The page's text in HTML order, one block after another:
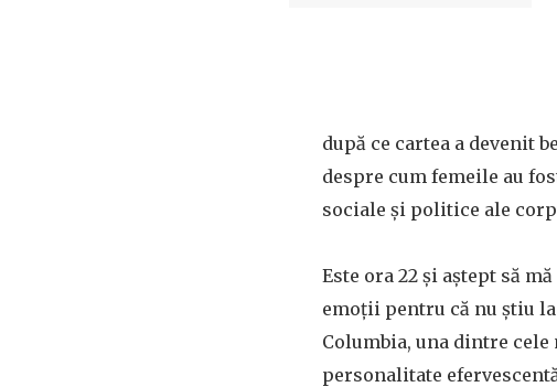
după ce cartea a devenit
despre cum femeile au
sociale și politice ale
Este ora 22 și aștept să
emoții pentru că nu știu
Columbia, una dintre
personalitate